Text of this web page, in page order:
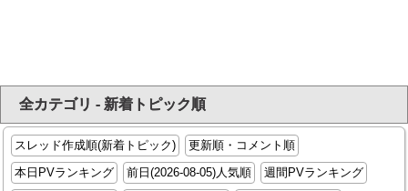
全カテゴリ - 新着トピック順
スレッド作成順(新着トピック)
更新順・コメント順
本日PVランキング
前日(2026-08-05)人気順
週間PVランキング